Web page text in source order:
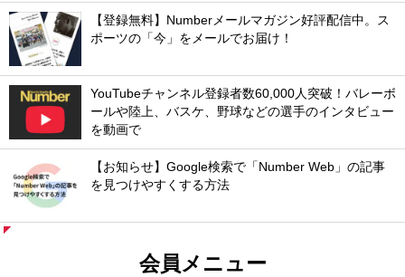
【登録無料】Numberメールマガジン好評配信中。ス
ポーツの「今」をメールでお届け！
YouTubeチャンネル登録者数60,000人突破！バレーボ
ールや陸上、バスケ、野球などの選手のインタビュー
を動画で
【お知らせ】Google検索で「Number Web」の記事
を見つけやすくする方法
会員メニュー